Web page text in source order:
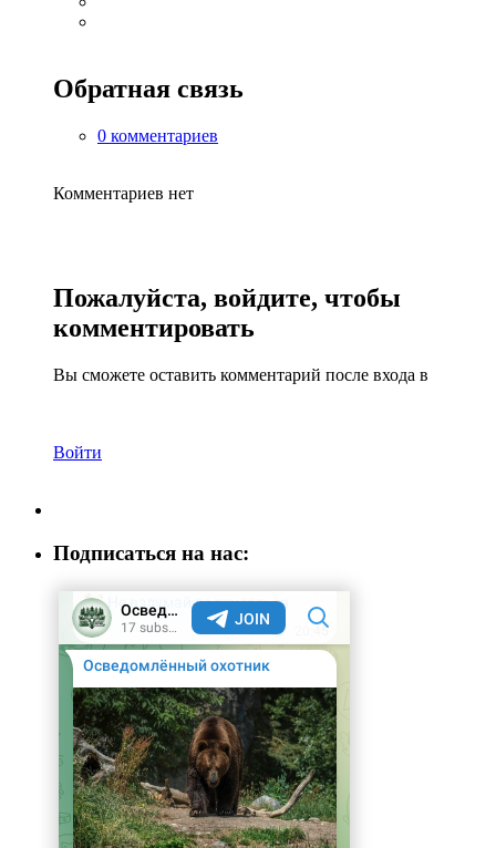
Обратная связь
0 комментариев
Комментариев нет
Пожалуйста, войдите, чтобы
комментировать
Вы сможете оставить комментарий после входа в
Войти
Подписаться на нас: